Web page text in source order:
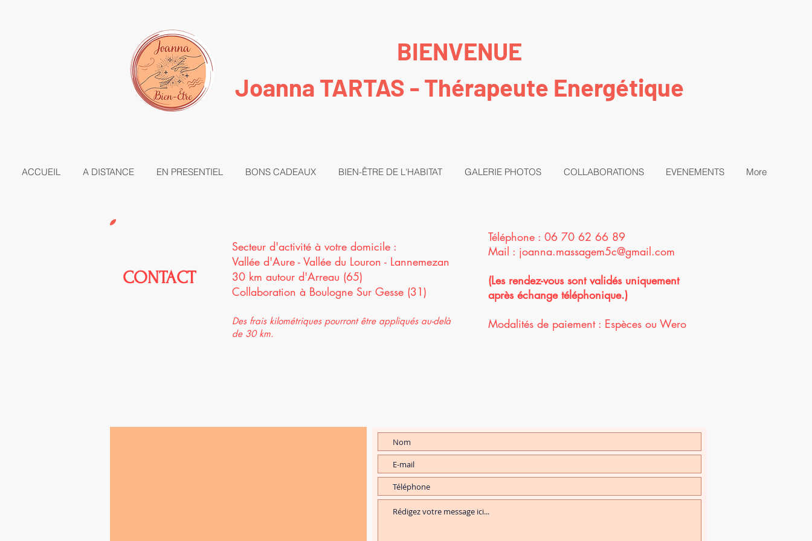
BIENVENUE
Joanna TARTAS - Thérapeute Energétique
ACCUEIL A DISTANCE EN PRESENTIEL BONS CADEAUX BIEN-ÊTRE DE L'HABITAT GALERIE PHOTOS COLLABORATIONS EVENEMENTS More
CONTACT
Secteur d'activité à votre domicile :
Vallée d'Aure - Vallée du Louron - Lannemezan
30 km autour d'Arreau (65)
Collaboration à Boulogne Sur Gesse (31)
Des frais kilométriques pourront être appliqués au-delà
de 30 km.
Téléphone : 06 70 62 66 89
Mail : joanna.massagem5c@gmail.com
(Les rendez-vous sont validés uniquement
après échange téléphonique.)
Modalités de paiement : Espèces ou Wero